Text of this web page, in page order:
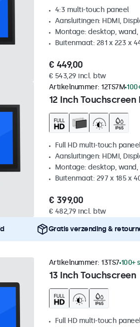
4:3 multi-touch paneel
Aansluitingen: HDMI,
Montage: desktop, wand,
Buitenmaat: 281 x 223 x
€ 449,00
€ 543,29 incl. btw
12 Inch
Artikelnummer: 12TS7M
Full HD multi-touch
Aansluitingen: HDMI,
Montage: desktop, wand,
Buitenmaat: 297 x 185 x
€ 399,00
€ 482,79 incl. btw
Gratis verzending &
13 Inch Touchscreen
Artikelnummer: 13TS7 100+
Full HD multi-touch